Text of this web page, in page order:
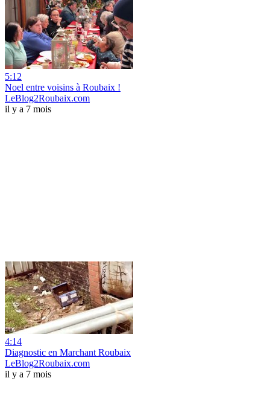
5:12
Noel entre voisins à Roubaix !
LeBlog2Roubaix.com
il y a 7 mois
4:14
Diagnostic en Marchant Roubaix
LeBlog2Roubaix.com
il y a 7 mois